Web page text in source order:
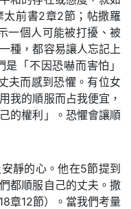
太前書2章2節；帖撒羅
一個人可能被打擾、被
種，都容易讓人忘記上
「不因恐嚇而害怕」
夫而感到恐懼。有位女
我的順服而占我便宜，
的權利」。恐懼會讓順
靜的心。他在5節提到
都順服自己的丈夫。撒
章12節）。當我們考量